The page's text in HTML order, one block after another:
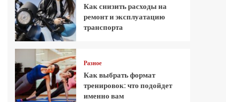
Как снизить расходы на
ремонт и эксплуатацию
транспорта
Разное
Как выбрать формат
тренировок: что подойдет
именно вам